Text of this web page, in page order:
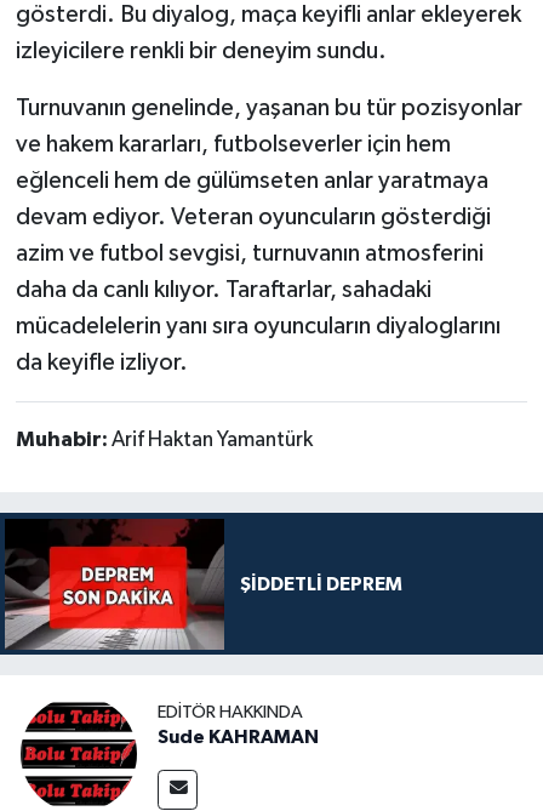
gösterdi. Bu diyalog, maça keyifli anlar ekleyerek
izleyicilere renkli bir deneyim sundu.
Turnuvanın genelinde, yaşanan bu tür pozisyonlar
ve hakem kararları, futbolseverler için hem
eğlenceli hem de gülümseten anlar yaratmaya
devam ediyor. Veteran oyuncuların gösterdiği
azim ve futbol sevgisi, turnuvanın atmosferini
daha da canlı kılıyor. Taraftarlar, sahadaki
mücadelelerin yanı sıra oyuncuların diyaloglarını
da keyifle izliyor.
Muhabir: Arif Haktan Yamantürk
ŞİDDETLİ DEPREM
EDITÖR HAKKINDA
Sude KAHRAMAN